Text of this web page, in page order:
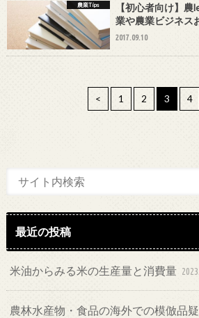
農業Tips
【初心者向け】
業や農業ビジネス
2017.09.10
< 1 2 3 4
最近の投稿
米油からみる米の生産量と消費量
農林水産物・食品の海外での模倣品